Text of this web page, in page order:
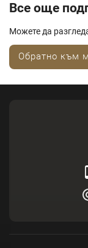
Все още
Можете да
Обратно към